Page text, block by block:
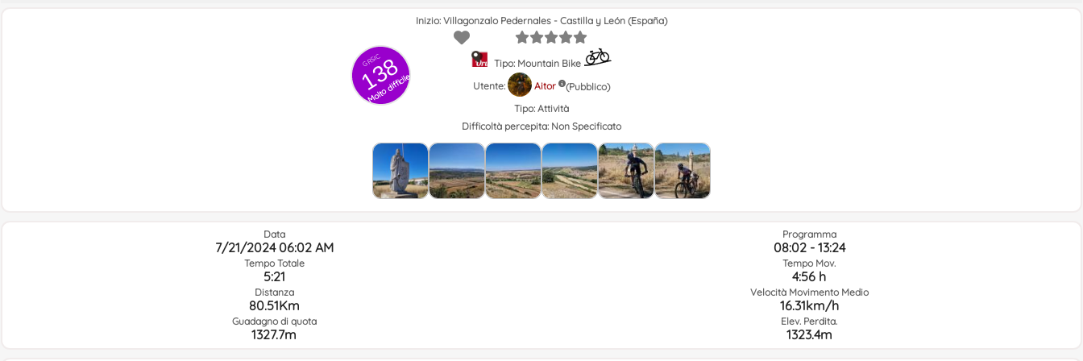
GRSIC
138
Molto difficile
Inizio: Villagonzalo Pedernales - Castilla y León (España)
Tipo: Mountain Bike
Utente:
Aitor
(Pubblico)
Tipo: Attività
Difficoltà percepita: Non Specificato
Data
7/21/2024 06:02 AM
Tempo Totale
5:21
Distanza
80.51Km
Guadagno di quota
1327.7m
Programma
08:02 - 13:24
Tempo Mov.
4:56 h
Velocità Movimento Medio
16.31km/h
Elev. Perdita.
1323.4m